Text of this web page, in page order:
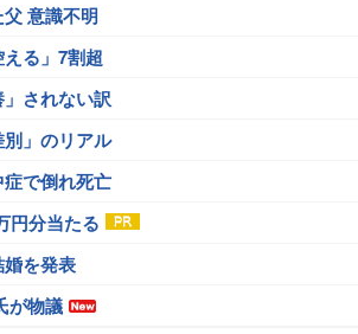
意識不明
る」7割超
されない訳
」のリアル
で倒れ死亡
円分当たる
を発表
が物議